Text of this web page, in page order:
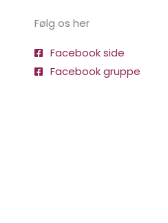
Følg os her
Facebook side
Facebook gruppe